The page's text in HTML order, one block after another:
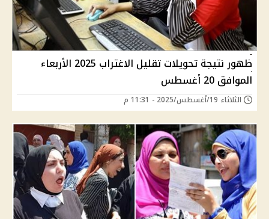
ظهور نتيجة تحويلات تقليل الاغتراب 2025 الأربعاء
الموافق 20 أغسطس
الثلاثاء 19/أغسطس/2025 - 11:31 م